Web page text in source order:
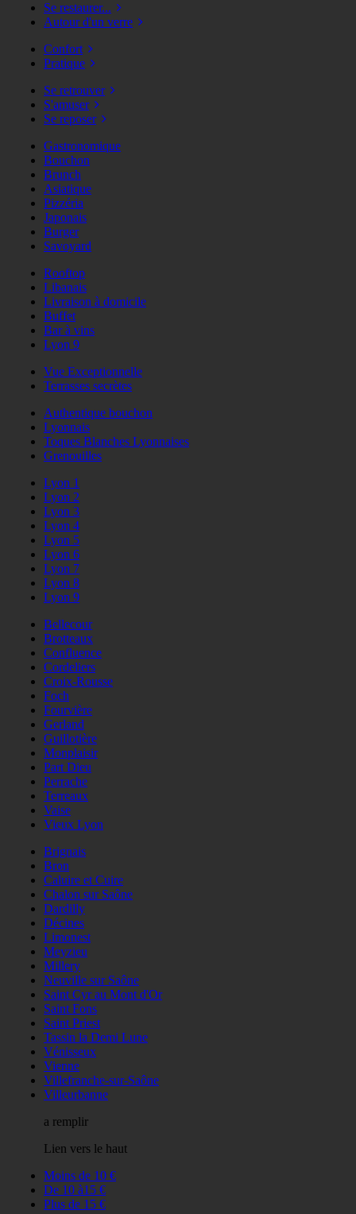
Se restaurer...
Autour d'un verre
Confort
Pratique
Se retrouver
S'amuser
Se reposer
Gastronomique
Bouchon
Brunch
Asiatique
Pizzéria
Japonais
Burger
Savoyard
Rooftop
Libanais
Livraison à domicile
Buffet
Bar à vins
Lyon 9
Vue Exceptionnelle
Terrasses secrètes
Authentique bouchon
Lyonnais
Toques Blanches Lyonnaises
Grenouilles
Lyon 1
Lyon 2
Lyon 3
Lyon 4
Lyon 5
Lyon 6
Lyon 7
Lyon 8
Lyon 9
Bellecour
Brotteaux
Confluence
Cordeliers
Croix-Rousse
Foch
Fourvière
Gerland
Guillotière
Monplaisir
Part Dieu
Perrache
Terreaux
Vaise
Vieux Lyon
Brignais
Bron
Caluire et Cuire
Chalon sur Saône
Dardilly
Décines
Limonest
Meyzieu
Millery
Neuville sur Saône
Saint Cyr au Mont d'Or
Saint Fons
Saint Priest
Tassin la Demi Lune
Vénisseux
Vienne
Villefranche-sur-Saône
Villeurbanne
a remplir
Lien vers le haut
Moins de 10 €
De 10 à15 €
Plus de 15 €